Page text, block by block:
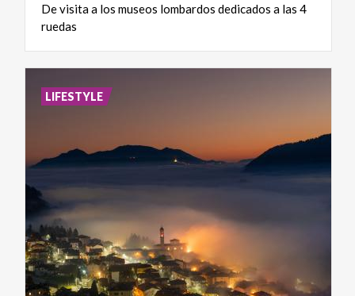
Devisitaa los museos lombardos dedicados a las 4
ruedas
LIFESTYLE